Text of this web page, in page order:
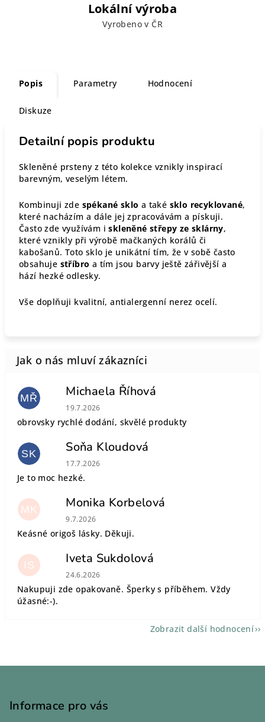
Lokální výroba
Vyrobeno v ČR
Popis Parametry Hodnocení
Diskuze
Detailní popis produktu
Skleněné prsteny z této kolekce vznikly inspirací
barevným, veselým létem.
Kombinuji zde spékané sklo a také sklo recyklované,
které nacházím a dále jej zpracovávám a pískuji.
Často zde využívám iskleněné střepy ze sklárny,
které vznikly při výrobě mačkaných korálů či
kabošanů. Toto sklo je unikátní tím, že v sobě často
obsahuje stříbro a tím jsou barvy ještě zářivější a
hází hezké odlesky.
Vše doplňuji kvalitní, antialergenní nerez ocelí.
MŘ Michaela Říhová
Hodnocení obchodu je 5 z 5 hvězdiček.
19.7.2026
obrovsky rychlé dodání, skvělé produkty
SK Soňa Kloudová
Hodnocení obchodu je 5 z 5 hvězdiček.
17.7.2026
Je to moc hezké.
MK Monika Korbelová
Hodnocení obchodu je 5 z 5 hvězdiček.
9.7.2026
Keásné origoš lásky. Děkuji.
IS Iveta Sukdolová
Hodnocení obchodu je 5 z 5 hvězdiček.
24.6.2026
Nakupuji zde opakovaně. Šperky s příběhem. Vždy
úžasné:-).
Zobrazit další hodnocení
Informace pro vás